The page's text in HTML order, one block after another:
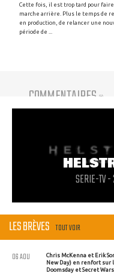
Cette fois, il est trop tard pour faire
marche arrière. Plus le temps de
en production, de relancer une
période de ...
COMMENTAIRES (0)
SERIE-TV
LES BRÈVES TOUT VOIR
Chris McKenna et Erik
New Day) en renfort sur
Doomsday et Secret Wars
06 AOU